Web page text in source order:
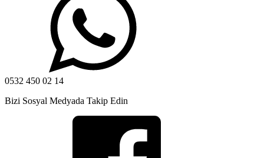
0532 450 02 14
Bizi Sosyal Medyada Takip Edin